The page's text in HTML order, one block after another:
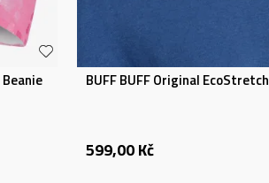
BUFF BUFF Original EcoStretch
599,00Kč